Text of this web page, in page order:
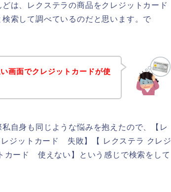
は、レクステラの商品をクレジットカード
索して調べているのだと思います。で
画面でクレジットカードが使
自身も同じような悩みを抱えたので、【レ
ジットカード 失敗】【 レクステラ クレジ
ード 使えない】という感じで検索をして